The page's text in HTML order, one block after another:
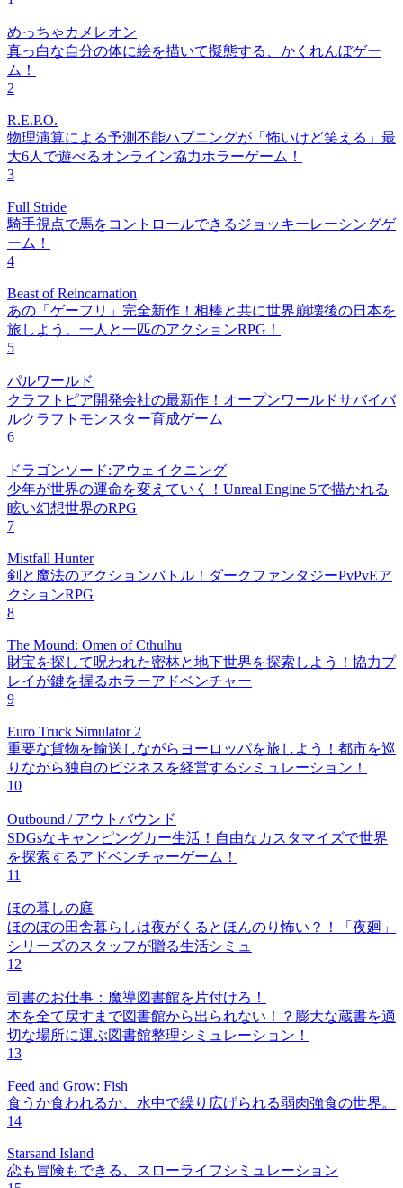
めっちゃカメレオン
真っ白な自分の体に絵を描いて擬態する、かくれんぼゲー
ム！
2
R.E.P.O.
物理演算による予測不能ハプニングが「怖いけど笑える」最
大6人で遊べるオンライン協力ホラーゲーム！
3
Full Stride
騎手視点で馬をコントロールできるジョッキーレーシングゲ
ーム！
4
Beast of Reincarnation
あの「ゲーフリ」完全新作！相棒と共に世界崩壊後の日本を
旅しよう。一人と一匹のアクションRPG！
5
パルワールド
クラフトピア開発会社の最新作！オープンワールドサバイバ
ルクラフトモンスター育成ゲーム
6
ドラゴンソード:アウェイクニング
少年が世界の運命を変えていく！Unreal Engine 5で描かれる
眩い幻想世界のRPG
7
Mistfall Hunter
剣と魔法のアクションバトル！ダークファンタジーPvPvEア
クションRPG
8
The Mound: Omen of Cthulhu
財宝を探して呪われた密林と地下世界を探索しよう！協力プ
レイが鍵を握るホラーアドベンチャー
9
Euro Truck Simulator 2
重要な貨物を輸送しながらヨーロッパを旅しよう！都市を巡
りながら独自のビジネスを経営するシミュレーション！
10
Outbound / アウトバウンド
SDGsなキャンピングカー生活！自由なカスタマイズで世界
を探索するアドベンチャーゲーム！
11
ほの暮しの庭
ほのぼの田舎暮らしは夜がくるとほんのり怖い？！「夜廻」
シリーズのスタッフが贈る生活シミュ
12
司書のお仕事：魔導図書館を片付けろ！
本を全て戻すまで図書館から出られない！？膨大な蔵書を適
切な場所に運ぶ図書館整理シミュレーション！
13
Feed and Grow: Fish
食うか食われるか、水中で繰り広げられる弱肉強食の世界。
14
Starsand Island
恋も冒険もできる、スローライフシミュレーション